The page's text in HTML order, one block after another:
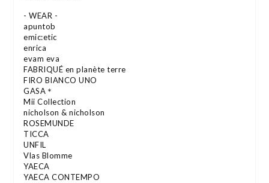
- WEAR -
apuntob
emic:etic
enrica
evam eva
FABRIQUÉ en planète terre
FIRO BIANCO UNO
GASA＊
Mii Collection
nicholson & nicholson
ROSEMUNDE
TICCA
UNFIL
Vlas Blomme
YAECA
YAECA CONTEMPO